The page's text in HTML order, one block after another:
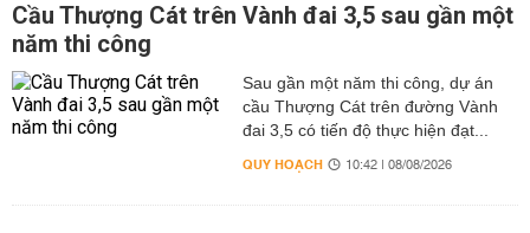
Cầu Thượng Cát trên Vành đai 3,5 sau gần một
năm thi công
Sau gần một năm thi công, dự án
cầu Thượng Cát trên đường Vành
đai 3,5 có tiến độ thực hiện đạt...
QUY HOẠCH 10:42 | 08/08/2026